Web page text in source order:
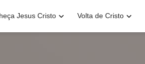
Jesus Cristo Volta de Cristo